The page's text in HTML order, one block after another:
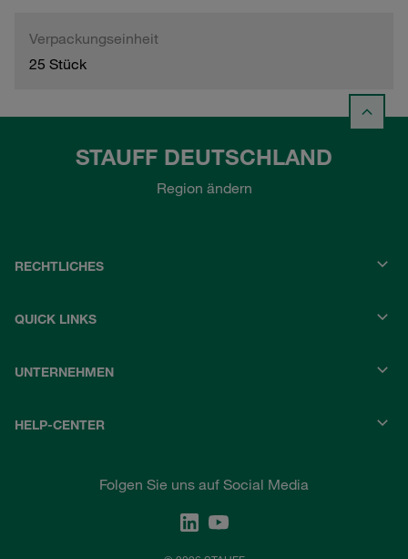
Verpackungseinheit
25 Stück
STAUFF DEUTSCHLAND
Region ändern
RECHTLICHES
QUICK LINKS
UNTERNEHMEN
HELP-CENTER
Folgen Sie uns auf Social Media